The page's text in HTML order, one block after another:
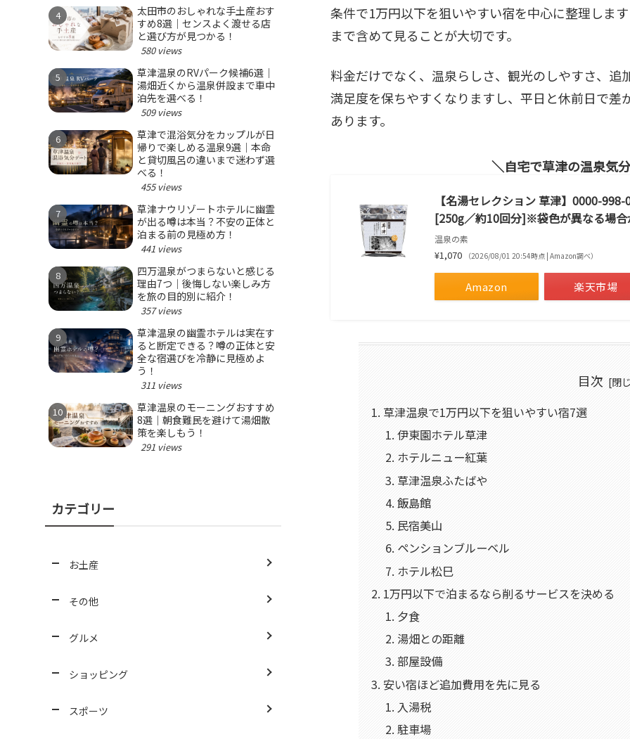
条件で1万円以下を狙いやすい宿を中心に整理しま
まで含めて見ることが大切です。
料金だけでなく、温泉らしさ、観光のしやすさ、
満足度を保ちやすくなりますし、平日と休前日で
あります。
自宅で草津の温泉気
【名湯セレクション 草津】0000-
[250g／約10回分]※袋色が異なる場合
温泉の素
¥1,070 （2026/08/01 20:54時点 | Amazon調べ）
Amazon 楽天市場
目次
草津温泉で1万円以下を狙いやすい宿7選
伊東園ホテル草津
ホテルニュー紅葉
草津温泉ふたばや
飯島館
民宿美山
ペンションブルーベル
ホテル松巳
1万円以下で泊まるなら削るサービスを決める
夕食
湯畑との距離
部屋設備
安い宿ほど追加費用を先に見る
入湯税
駐車場
太田市のおしゃれな手土産おす
すめ8選｜センスよく渡せる店
と選び方が見つかる！
580 views
草津温泉のRVパーク候補6選｜
湯畑近くから温泉併設まで車中
泊先を選べる！
509 views
草津で混浴気分をカップルが日
帰りで楽しめる温泉9選｜本命
と貸切風呂の違いまで迷わず選
べる！
455 views
草津ナウリゾートホテルに幽霊
が出る噂は本当？不安の正体と
泊まる前の見極め方！
441 views
四万温泉がつまらないと感じる
理由7つ｜後悔しない楽しみ方
を旅の目的別に紹介！
357 views
草津温泉の幽霊ホテルは実在す
ると断定できる？噂の正体と安
全な宿選びを冷静に見極めよ
う！
311 views
草津温泉のモーニングおすすめ
8選｜朝食難民を避けて湯畑散
策を楽しもう！
291 views
カテゴリー
お土産
その他
グルメ
ショッピング
スポーツ